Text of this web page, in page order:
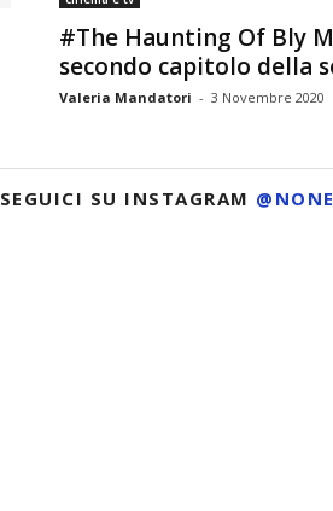
#The Haunting Of Bly
secondo capitolo della
Valeria Mandatori - 3 Novembre 2020
SEGUICI SU INSTAGRAM